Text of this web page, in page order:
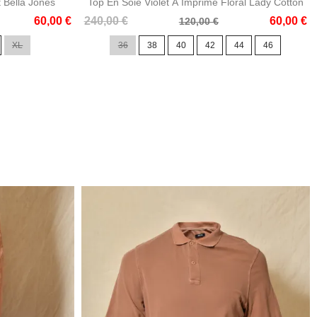
60,00 €
XL
240,00 €
Prix
120,00 € 60,00 €
Prix
36 38 40 42 44 46